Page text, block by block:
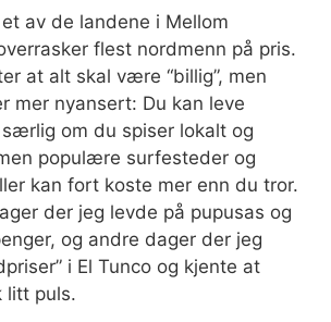
av de landene i Mellom
flest nordmenn på pris.
at alt skal være “billig”, men
mer nyansert: Du kan leve
om du spiser lokalt og
populære surfesteder og
kan fort koste mer enn du tror.
der jeg levde på pupusas og
og andre dager der jeg
i El Tunco og kjente at
litt puls.